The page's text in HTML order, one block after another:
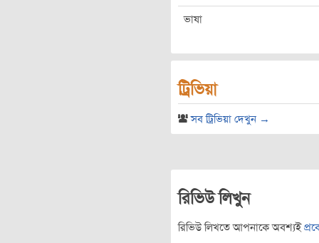
ভাষা
ট্রিভিয়া
সব ট্রিভিয়া দেখুন →
রিভিউ লিখুন
রিভিউ লিখতে আপনাকে অবশ্যই